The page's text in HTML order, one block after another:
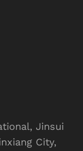
Jinsui
City,